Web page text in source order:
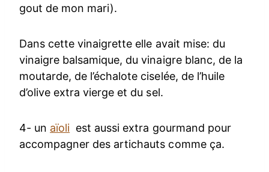
gout de mon mari).
Dans cette vinaigrette elle avait mise: du
vinaigre balsamique, du vinaigre blanc, de la
moutarde, de l’échalote ciselée, de l’huile
d’olive extra vierge et du sel.
4- un aïoli est aussi extra gourmand pour
accompagner des artichauts comme ça.